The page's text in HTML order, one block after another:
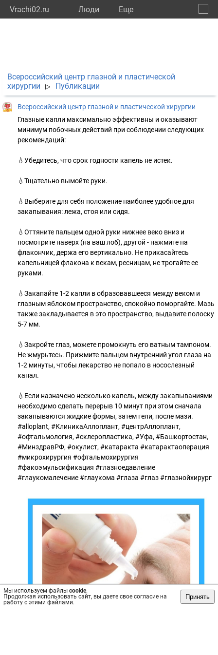
Vrachi02.ru Люди Eще
Мы используем файлы cookie.
Продолжая использовать сайт, вы даете свое согласие на
работу с этими файлами.
Принять
Всероссийский центр глазной и пластической
хирургии
▷ Публикации
Всероссийский центр глазной и пластической хирургии
Глазные капли максимально эффективны и оказывают
минимум побочных действий при соблюдении следующих
рекомендаций:
💧Убедитесь, что срок годности капель не истек.
💧Тщательно вымойте руки.
💧Выберите для себя положение наиболее удобное для
закапывания: лежа, стоя или сидя.
💧Оттяните пальцем одной руки нижнее веко вниз и
посмотрите наверх (на ваш лоб), другой - нажмите на
флакончик, держа его вертикально. Не прикасайтесь
капельницей флакона к векам, ресницам, не трогайте ее
руками.
💧Закапайте 1-2 капли в образовавшееся между веком и
глазным яблоком пространство, спокойно поморгайте. Мазь
также закладывается в это пространство, выдавите полоску
5-7 мм.
💧Закройте глаз, можете промокнуть его ватным тампоном.
Не жмурьтесь. Прижмите пальцем внутренний угол глаза на
1-2 минуты, чтобы лекарство не попало в носослезный
канал.
💧Если назначено несколько капель, между закапываниями
необходимо сделать перерыв 10 минут при этом сначала
закапываются жидкие формы, затем гели, после мази.
#alloplant, #КлиникаАллоплант, #центрАллоплант,
#офтальмология, #склеропластика, #Уфа, #Башкортостан,
#МинздравРФ, #окулист, #катаракта #катарактаоперация
#микрохирургия #офтальмохирургия
#факоэмульсификация #глазноедавление
#глаукомалечение #глаукома #глаза #глаз #глазнойхирург